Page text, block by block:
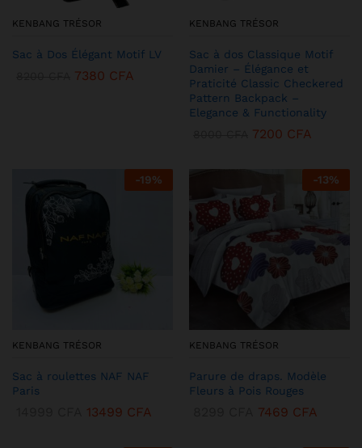
KENBANG TRÉSOR
Sac à Dos Élégant Motif LV
7380 CFA
KENBANG TRÉSOR
Sac à dos Classique Motif
Damier – Élégance et
Praticité Classic Checkered
Pattern Backpack –
Elegance & Functionality
7200 CFA
-19%
KENBANG TRÉSOR
Sac à roulettes NAF NAF
Paris
13499 CFA
-13%
KENBANG TRÉSOR
Parure de draps. Modèle
Fleurs à Pois Rouges
7469 CFA